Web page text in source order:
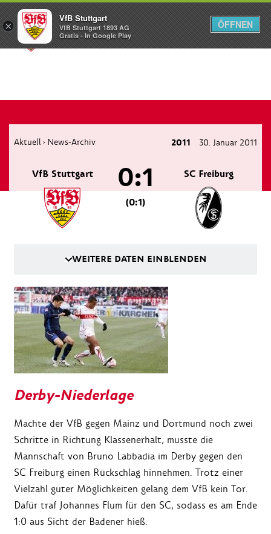
Menü
Aktuell › News-Archiv 2011 30. Januar 2011
VfB Stuttgart SC Freiburg
0:1
(0:1)
WEITERE DATEN EINBLENDEN
Derby-Niederlage
Machte der VfB gegen Mainz und Dortmund noch zwei
Schritte in Richtung Klassenerhalt, musste die
Mannschaft von Bruno Labbadia im Derby gegen den
SC Freiburg einen Rückschlag hinnehmen. Trotz einer
Vielzahl guter Möglichkeiten gelang dem VfB kein Tor.
Dafür traf Johannes Flum für den SC, sodass es am Ende
1:0 aus Sicht der Badener hieß.
×
VfB Stuttgart
VfB Stuttgart 1893 AG
Gratis - In Google Play
ÖFFNEN